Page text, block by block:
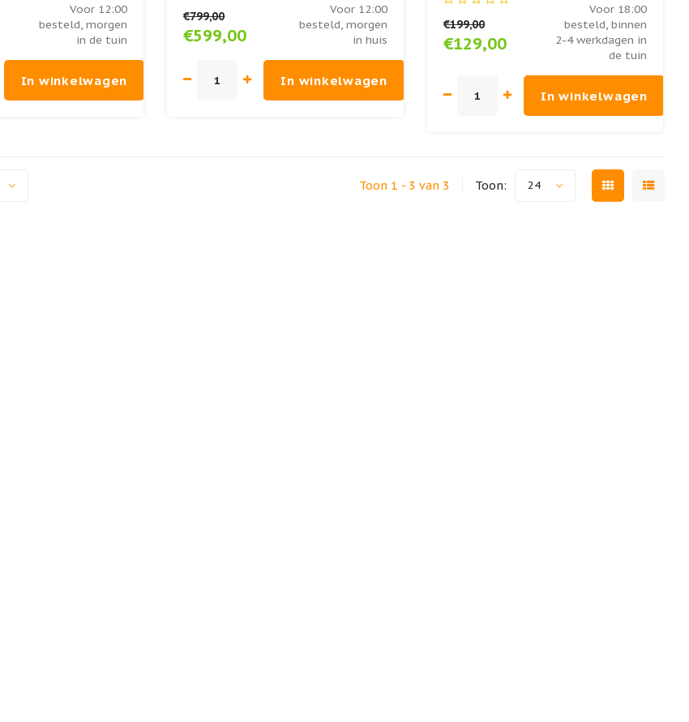
Voor 12:00
besteld, morgen
in de tuin
In winkelwagen
€799,00
€599,00
Voor 12:00
besteld, morgen
in huis
In winkelwagen
€199,00
€129,00
Voor 18:00
besteld, binnen
2-4 werkdagen in
de tuin
In winkelwagen
Toon 1 - 3 van 3 Toon: 24